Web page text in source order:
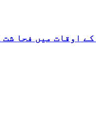
اوقات میں فحا